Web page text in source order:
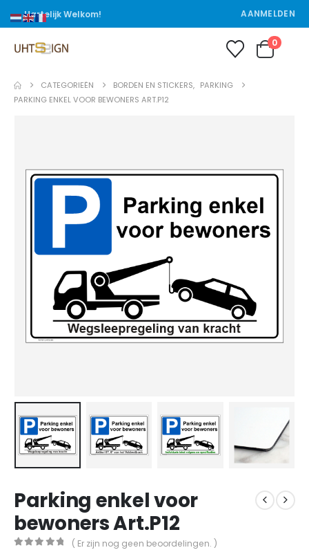
Hartelijk Welkom! AANMELDEN
0
CATEGORIEËN BORDEN EN STICKERS, PARKING
PARKING ENKEL VOOR BEWONERS ART.P12
Parking enkel voor
bewoners Art.P12
( Er zijn nog geen beoordelingen. )